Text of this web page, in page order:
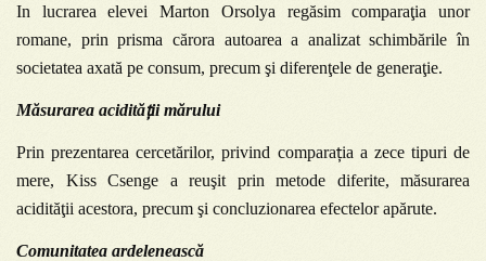
In lucrarea eleveiMarton Orsolya regăsim comparaţia unor
romane, prin prisma cărora autoarea a analizat schimbările în
societatea axată pe consum, precum şi diferenţele de generaţie.
Măsurarea acidității mărului
Prin prezentarea cercetărilor, privind comparația a zece tipuri de
mere, Kiss Csenge a reuşit prin metode diferite, măsurarea
acidităţii acestora, precum şi concluzionarea efectelor apărute.
Comunitatea ardelenească